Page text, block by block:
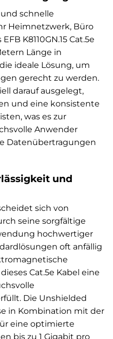
schnelle
Heimnetzwerk, Büro
K8110GN.15 Cat.5e
Länge in
ideale Lösung, um
gerecht zu werden.
darauf ausgelegt,
und eine konsistente
was es zur
Anwender
Datenübertragungen
und
sich von
seine sorgfältige
hochwertiger
oft anfällig
Cat.5e Kabel eine
Die Unshielded
in Kombination mit der
eine optimierte
bis zu 1 Gigabit pro